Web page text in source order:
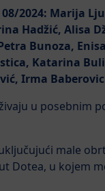
2024: Marija
Hadžić, Alisa
Bunoza,
Katarina
Irma Baberovic
u posebnim
male
Dotea, u kojem